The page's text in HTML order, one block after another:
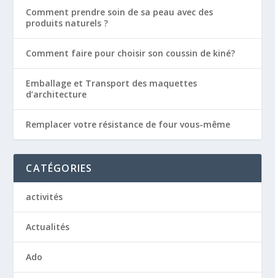
Comment prendre soin de sa peau avec des
produits naturels ?
Comment faire pour choisir son coussin de kiné?
Emballage et Transport des maquettes
d’architecture
Remplacer votre résistance de four vous-même
CATÉGORIES
activités
Actualités
Ado